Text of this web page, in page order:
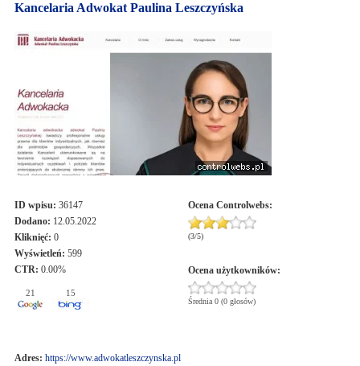
Kancelaria Adwokat Paulina Leszczyńska
ID wpisu: 36147
Dodano: 12.05.2022
Kliknięć: 0
Wyświetleń: 599
CTR: 0.00%
21 15
Ocena Controlwebs:
(3/5)
Ocena użytkowników:
Średnia 0 (0 głosów)
Adres: https://www.adwokatleszczynska.pl